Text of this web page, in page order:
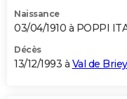
Naissance
03/04/1910 à POPPI
Décès
13/12/1993 à Val de Briey